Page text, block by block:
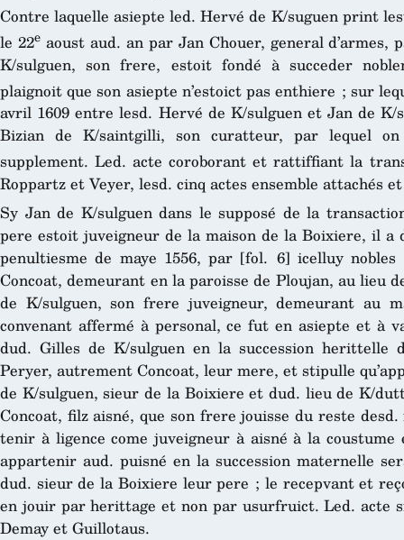
Contre laquelle asiepte led. Hervé de K/suguen print
le 22eaoust aud. an par Jan Chouer, general d’armes,
K/sulguen, son frere, estoit fondé à succeder
plaignoit que son asiepte n’estoict pas enthiere ; sur
avril 1609 entre lesd. Hervé de K/sulguen et Jan de K/
Bizian de K/saintgilli, son curatteur, par lequel
supplement. Led. acte coroborant et rattiffiant la
Roppartz et Veyer, lesd. cinq actes ensemble attachés
Sy Jan de K/sulguen dans le supposé de la
pere estoit juveigneur de la maison de la Boixiere, il a
penultiesme de maye 1556, par [fol. 6] icelluy
Concoat, demeurant en la paroisse de Ploujan, au lieu
de K/sulguen, son frere juveigneur, demeurant au
convenant affermé à personal, ce fut en asiepte et à
dud. Gilles de K/sulguen en la succession herittelle
Peryer, autrement Concoat, leur mere, et stipulle
de K/sulguen, sieur de la Boixiere et dud. lieu de K/
Concoat, filz aisné, que son frere jouisse du reste
tenir à ligence come juveigneur à aisné à la
appartenir aud. puisné en la succession maternelle
dud. sieur de la Boixiere leur pere ; le recepvant et
en jouir par herittage et non par usurfruict. Led. acte
Demay et Guillotaus.